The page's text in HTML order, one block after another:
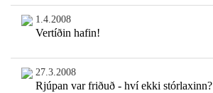
1.4.2008
Vertíðin hafin!
27.3.2008
Rjúpan var friðuð - hví ekki stórlaxinn?